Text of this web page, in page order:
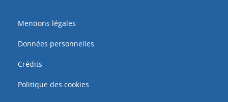
Mentions légales
Données personnelles
Crédits
Politique des cookies